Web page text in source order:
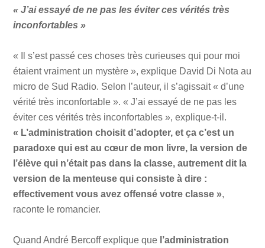
« J’ai essayé de ne pas les éviter ces vérités très
inconfortables »
« Il s’est passé ces choses très curieuses qui pour moi
étaient vraiment un mystère », explique David Di Nota au
micro de Sud Radio. Selon l’auteur, il s’agissait « d’une
vérité très inconfortable ». « J’ai essayé de ne pas les
éviter ces vérités très inconfortables », explique-t-il.
« L’administration choisit d’adopter, et ça c’est un
paradoxe qui est au cœur de mon livre, la version de
l’élève qui n’était pas dans la classe, autrement dit la
version de la menteuse qui consiste à dire :
effectivement vous avez offensé votre classe »,
raconte le romancier.
Quand André Bercoff explique que l’administration